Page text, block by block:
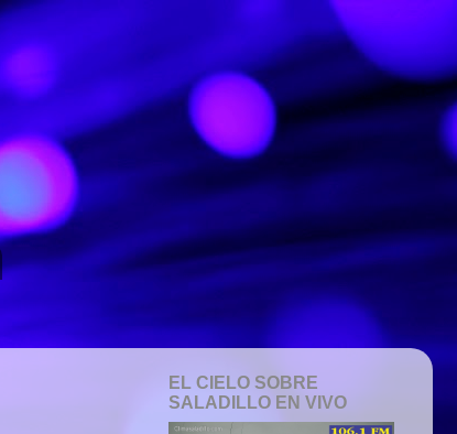
EL CIELO SOBRE
SALADILLO EN VIVO